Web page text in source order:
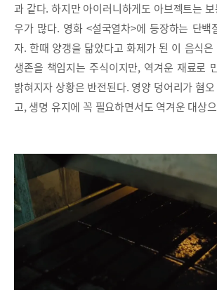
과 같다. 하지만 아이러니하게도 아브젝트는
우가 많다. 영화 <설국열차>에 등장하는 단백
자. 한때 양갱을 닮았다고 화제가 된 이 음식
생존을 책임지는 주식이지만, 역겨운 재료로
밝혀지자 상황은 반전된다. 영양 덩어리가 혐
고, 생명 유지에 꼭 필요하면서도 역겨운 대상